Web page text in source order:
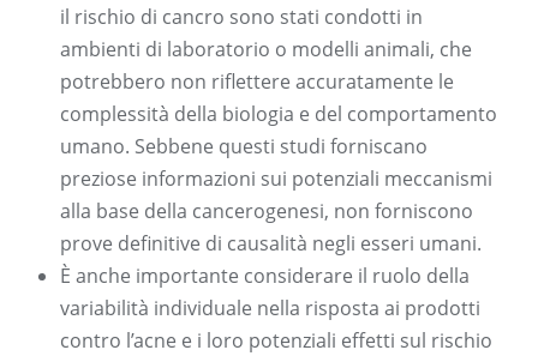
il rischio di cancro sono stati condotti in
ambienti di laboratorio o modelli animali, che
potrebbero non riflettere accuratamente le
complessità della biologia e del comportamento
umano. Sebbene questi studi forniscano
preziose informazioni sui potenziali meccanismi
alla base della cancerogenesi, non forniscono
prove definitive di causalità negli esseri umani.
È anche importante considerare il ruolo della
variabilità individuale nella risposta ai prodotti
contro l’acne e i loro potenziali effetti sul rischio